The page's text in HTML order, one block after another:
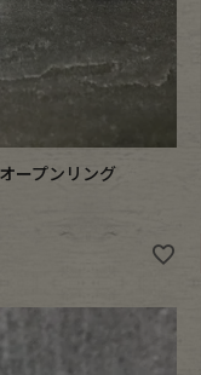
ープンリング